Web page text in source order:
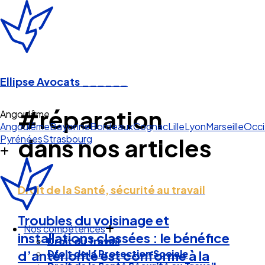
Ellipse Avocats
Angoulême
AngoulêmeBayonneBordeauxCognacLilleLyonMarseille
PyrénéesStrasbourg
Nos compétences
Droit du Travail
Droit de la Protection Sociale
#réparation
dans nos articles
Droit de la Santé, sécurité au travail
Troubles du voisinage et
installations classées : le bénéfice
d’antériorité est conforme à la